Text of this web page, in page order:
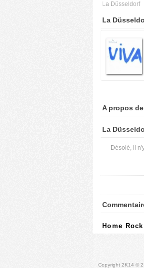
La Düsseldorf
La
A propos
La
Désolé, il
Home Rock
Copyright 2K14 ©